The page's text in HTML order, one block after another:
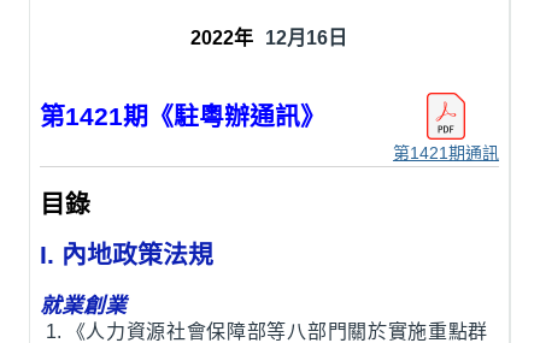
12月16日
第1421期通訊
第1421期《駐粵辦通訊》
目錄
I. 內地政策法規
就業創業
《人力資源社會保障部等八部門關於實施重點群